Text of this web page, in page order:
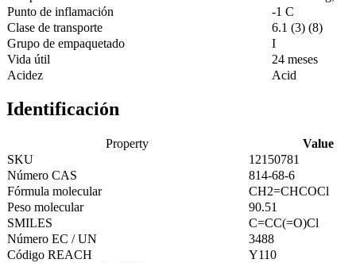
Punto de inflamación
-1 C
Clase de transporte
6.1 (3) (8)
Grupo de empaquetado
I
Vida útil
24 meses
Acidez
Acid
Identificación
Property
Value
SKU
12150781
Número CAS
814-68-6
Fórmula molecular
CH2=CHCOCl
Peso molecular
90.51
SMILES
C=CC(=O)Cl
Número EC / UN
3488
Código REACH
Y110